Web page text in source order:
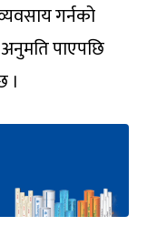
गर्नको
अनुमति पाएपछि
।